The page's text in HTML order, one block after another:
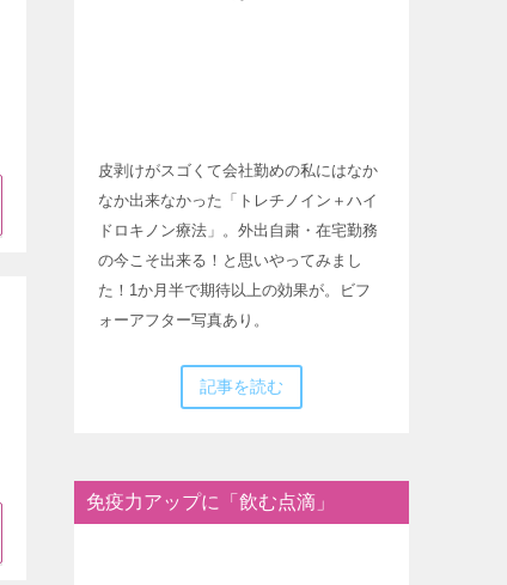
皮剥けがスゴくて会社勤めの私にはなか
なか出来なかった「トレチノイン＋ハイ
ドロキノン療法」。外出自粛・在宅勤務
の今こそ出来る！と思いやってみまし
た！1か月半で期待以上の効果が。ビフ
ォーアフター写真あり。
記事を読む
免疫力アップに「飲む点滴」